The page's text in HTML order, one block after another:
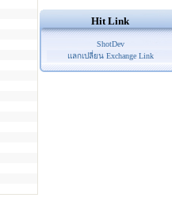
Hit Link
ShotDev
แลกเปลี่ยน Exchange Link